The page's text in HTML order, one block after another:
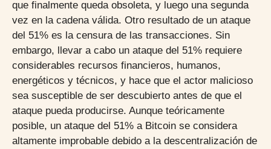
que finalmente queda obsoleta, y luego una segunda
vez en la cadena válida. Otro resultado de un ataque
del 51% es la censura de las transacciones. Sin
embargo, llevar a cabo un ataque del 51% requiere
considerables recursos financieros, humanos,
energéticos y técnicos, y hace que el actor malicioso
sea susceptible de ser descubierto antes de que el
ataque pueda producirse. Aunque teóricamente
posible, un ataque del 51% a Bitcoin se considera
altamente improbable debido a la descentralización de